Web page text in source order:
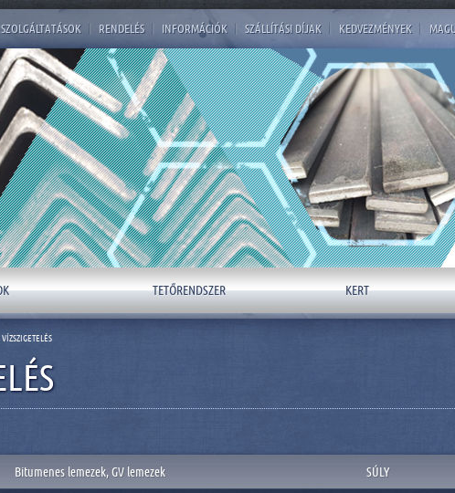
SZOLGÁLTATÁSOK RENDELÉS INFORMÁCIÓK SZÁLLÍTÁSI DÍJAK KEDVEZMÉNYEK
TETŐRENDSZER KERT
Bitumenes lemezek, GV lemezek SÚLY